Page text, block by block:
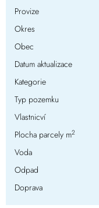
Provize
Okres
Obec
Datum aktualizace
Kategorie
Typ pozemku
Vlastnicví
Plocha parcely m2
Voda
Odpad
Doprava